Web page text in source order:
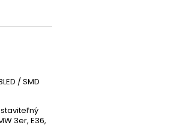
/ SMD
3er, E36,